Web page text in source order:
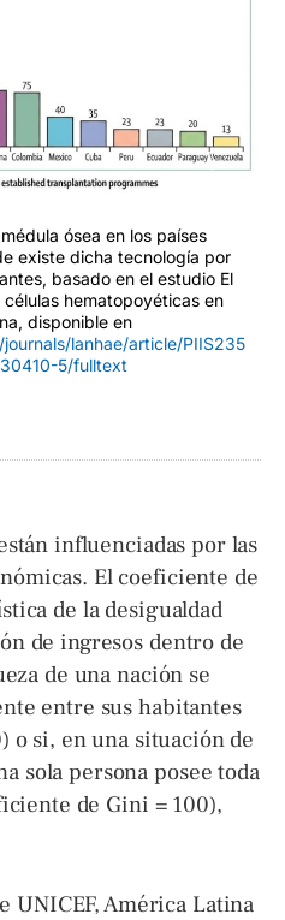
ósea en los países
existe dicha tecnología por
basado en el estudio El
hematopoyéticas en
disponible en
lanhae/article/PIIS235
5/fulltext
influenciadas por las
El coeficiente de
de la desigualdad
de ingresos dentro de
de una nación se
entre sus habitantes
o si, en una situación de
sola persona posee toda
de Gini = 100),
UNICEF, América Latina